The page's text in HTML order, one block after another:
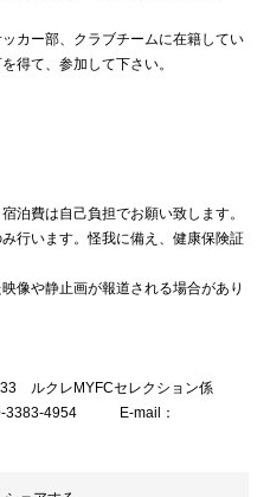
カー部、クラブチームに在籍してい
得て、参加して下さい。
泊費は自己負担でお願い致します。
行います。怪我に備え、健康保険証
像や静止画が報道される場合があり
ルクレMYFCセレクション係
3383-4954 E-mail：